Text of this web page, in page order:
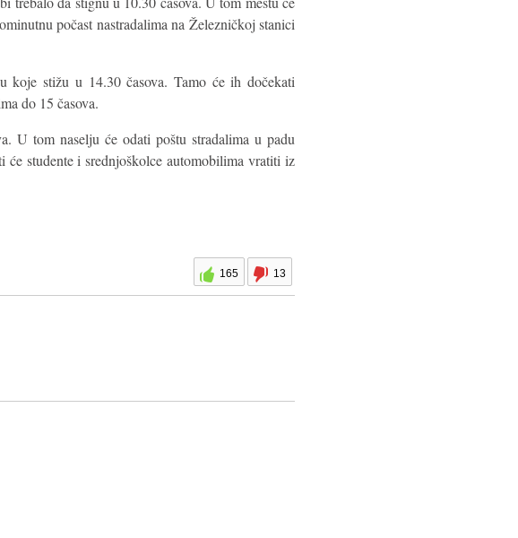
počast nastradalima na Železničkoj stanici
koje stižu u 14.30 časova. Tamo će ih dočekati
do 15 časova.
U tom naselju će odati poštu stradalima u padu
će studente i srednjoškolce automobilima vratiti iz
165 13